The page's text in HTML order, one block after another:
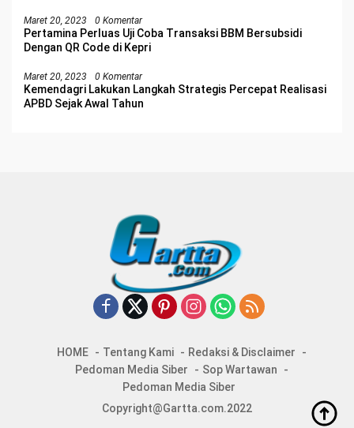
Maret 20, 2023 0 Komentar
Pertamina Perluas Uji Coba Transaksi BBM Bersubsidi
Dengan QR Code di Kepri
Maret 20, 2023 0 Komentar
Kemendagri Lakukan Langkah Strategis Percepat Realisasi
APBD Sejak Awal Tahun
HOME Tentang Kami
Redaksi & Disclaimer
Pedoman Media Siber
Sop Wartawan
Pedoman Media Siber
Copyright@Gartta.com.2022